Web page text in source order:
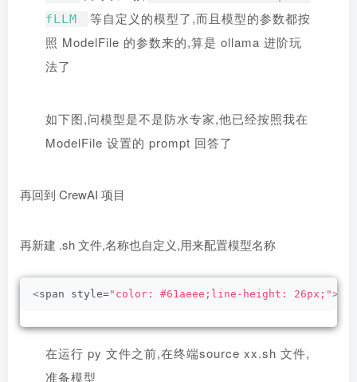
fLLM
等自定义的模型了,而且模型的参数都按
照 ModelFile 的参数来的,算是 ollama 进阶玩
法了
如下图,问模型是不是防水专家,他已经按照我在
ModelFile 设置的 prompt 回答了
再回到 CrewAI 项目
再新建 .sh 文件,名称也自定义,用来配置模型名称
<span style="color: #61aeee;line-height: 26px;">
在运行 py 文件之前,在终端source xx.sh 文件,
准备模型